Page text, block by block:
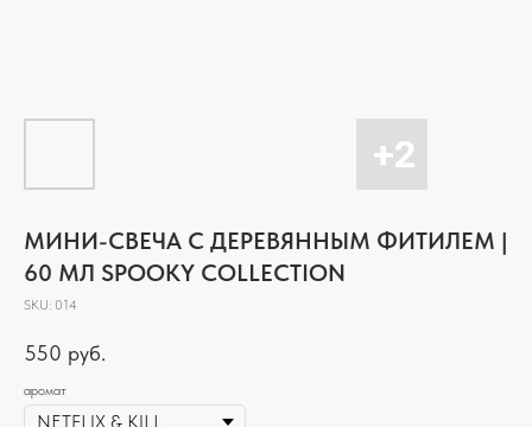
МИНИ-СВЕЧА С ДЕРЕВЯННЫМ ФИТИЛЕМ |
60 МЛ SPOOKY COLLECTION
SKU: 014
550 руб.
аромат